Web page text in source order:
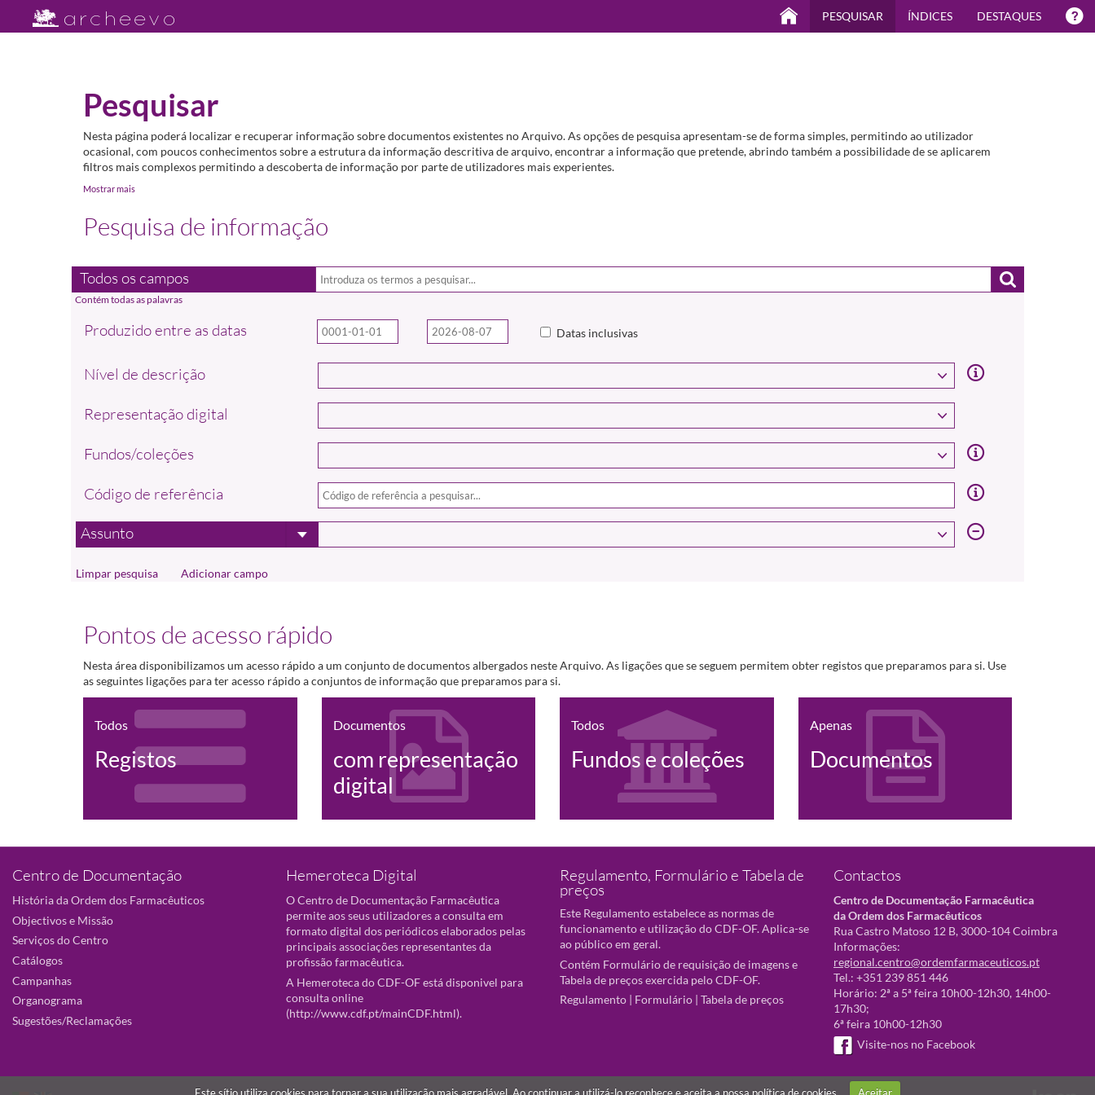
PESQUISAR ÍNDICES DESTAQUES
Pesquisar
Nesta página poderá localizar e recuperar informação sobre documentos existentes no Arquivo. As opções de pesquisa apresentam-se de forma simples, permitindo ao utilizador
ocasional, com poucos conhecimentos sobre a estrutura da informação descritiva de arquivo, encontrar a informação que pretende, abrindo também a possibilidade de se aplicarem
filtros mais complexos permitindo a descoberta de informação por parte de utilizadores mais experientes.
Mostrar mais
Pesquisa de informação
Todos os campos
Produzido entre as datas Datas inclusivas
Nível de descrição
Representação digital
Fundos/coleções
Código de referência
Assunto
Adicionar campo
Pontos de acesso rápido
Nesta área disponibilizamos um acesso rápido a um conjunto de documentos albergados neste Arquivo. As ligações que se seguem permitem obter registos que preparamos para si. Use
as seguintes ligações para ter acesso rápido a conjuntos de informação que preparamos para si.
Todos
Registos
Documentos
com representação
digital
Todos
Fundos e coleções
Apenas
Documentos
Centro de Documentação
História da Ordem dos Farmacêuticos
Objectivos e Missão
Serviços do Centro
Catálogos
Campanhas
Organograma
Sugestões/Reclamações
Hemeroteca Digital
O Centro de Documentação Farmacêutica
permite aos seus utilizadores a consulta em
formato digital dos periódicos elaborados pelas
principais associações representantes da
profissão farmacêutica.
A Hemeroteca do CDF-OF está disponivel para
consulta online
(http://www.cdf.pt/mainCDF.html).
Regulamento, Formulário e Tabela de
preços
Este Regulamento estabelece as normas de
funcionamento e utilização do CDF-OF. Aplica-se
ao público em geral.
Contém Formulário de requisição de imagens e
Tabela de preços exercida pelo CDF-OF.
Regulamento | Formulário | Tabela de preços
Contactos
Centro de Documentação Farmacêutica
da Ordem dos Farmacêuticos
Rua Castro Matoso 12 B, 3000-104 Coimbra
Informações:
regional.centro@ordemfarmaceuticos.pt
Tel.: +351 239 851 446
Horário: 2ª a 5ª feira 10h00-12h30, 14h00-
17h30;
6ª feira 10h00-12h30
Visite-nos no Facebook
Este sítio utiliza cookies para tornar a sua utilização mais agradável. Ao continuar a utilizá-lo reconhece e aceita a nossa política de cookies Aceitar